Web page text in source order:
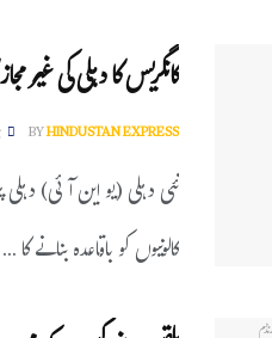
کانگریس کا دہلی کی غیر
BYHINDUSTAN EXPRESS
نئی دہلی (یو این آئی)
کالونیوں کو باقاعدہ بنانے کا ...